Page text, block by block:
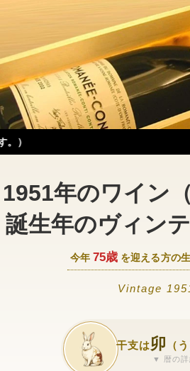
1951年のワイン
誕生年のヴィン
今年 75歳 を迎える方の
Vintage
干支は卯 （
▼ 暦の詳